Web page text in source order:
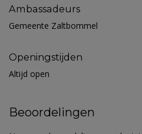
Ambassadeurs
Gemeente Zaltbommel
Openingstijden
Altijd open
Beoordelingen